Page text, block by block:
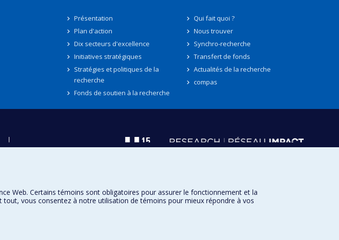
Présentation
Plan d'action
Dix secteurs d'excellence
Initiatives stratégiques
Stratégies et politiques de la
recherche
Fonds de soutien à la recherche
Qui fait quoi ?
Nous trouver
Synchro-recherche
Transfert de fonds
Actualités de la recherche
compas
Web. Certains témoins sont obligatoires pour assurer le fonctionnement et la
tout, vous consentez à notre utilisation de témoins pour mieux répondre à vos